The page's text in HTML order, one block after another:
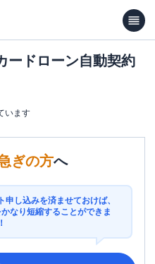
ードローン自動契約
います
ぎの方へ
し込みを済ませておけば、
なり短縮することができま